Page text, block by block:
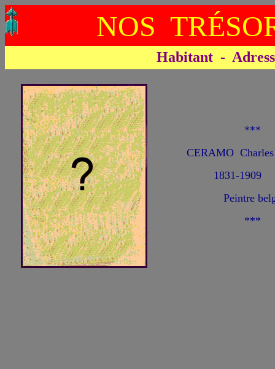
NOS
Habitant -
***
CERAMO Charles
1831-1909
Peintre
***